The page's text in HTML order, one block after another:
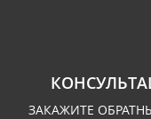
ЗАКАЖИТЕ